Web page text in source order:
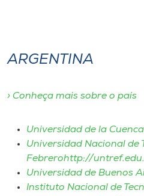
Museu
Unoesc
ARGENTINA
› Conheça mais sobre o país
Universidad de la
Universidad Nacional de
Febrerohttp://
Universidad de Buenos
Instituto Nacional de